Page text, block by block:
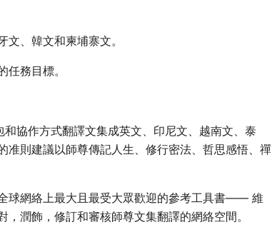
、韓文和柬埔寨文。
務目標。
協作方式翻譯文集成英文、印尼文、越南文、泰
則建議以師尊傳記人生、修行密法、哲思感悟、禪
球網絡上最大且最受大眾歡迎的參考工具書—— 維
潤飾，修訂和審核師尊文集翻譯的網絡空間。